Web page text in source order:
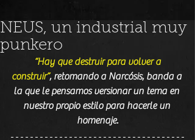
NEUS, un industrial muy
punkero
“Hay que destruir para volver a
construir”, retomando a Narcósis, banda a
la que le pensamos versionar un tema en
nuestro propio estilo para hacerle un
homenaje.